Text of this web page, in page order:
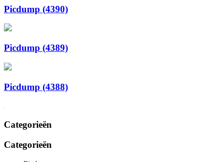
Picdump (4390)
Picdump (4389)
Picdump (4388)
Categorieën
Categorieën